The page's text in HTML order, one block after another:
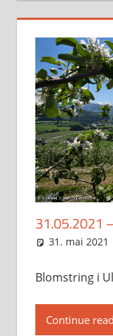
31.05.2021
31. mai 2021
Blomstring i
Continue